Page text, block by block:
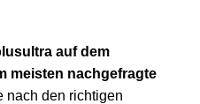
auf dem
meisten nachgefragte
nach den richtigen